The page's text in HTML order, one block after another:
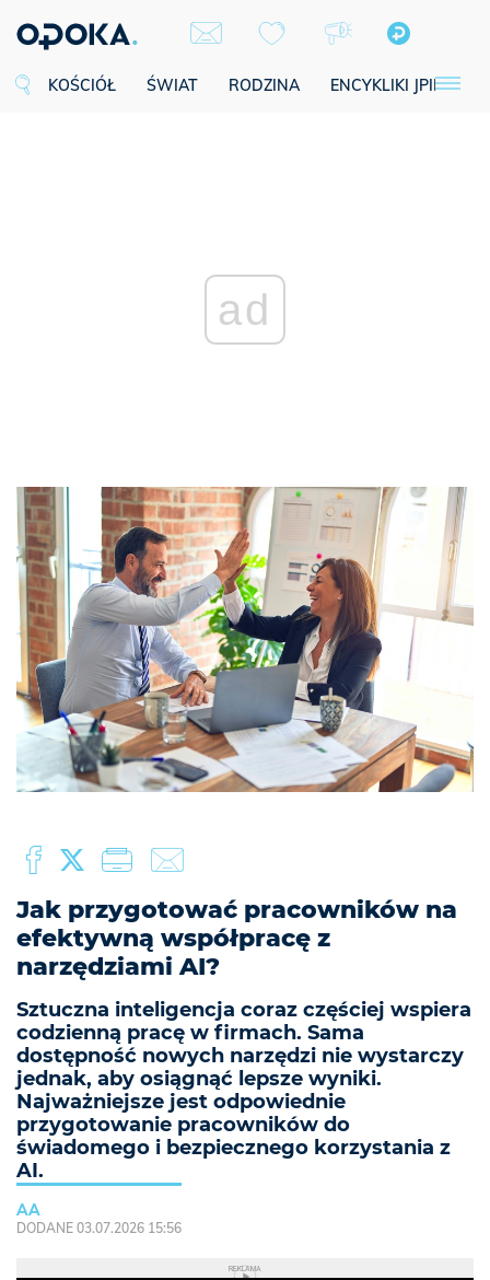
KOŚCIÓŁ ŚWIAT RODZINA ENCYKLIKI JPII
ad
Jak przygotować pracowników na
efektywną współpracę z
narzędziami AI?
Sztuczna inteligencja coraz częściej wspiera
codzienną pracę w firmach. Sama
dostępność nowych narzędzi nie wystarczy
jednak, aby osiągnąć lepsze wyniki.
Najważniejsze jest odpowiednie
przygotowanie pracowników do
świadomego i bezpiecznego korzystania z
AI.
AA
DODANE 03.07.2026 15:56
REKLAMA